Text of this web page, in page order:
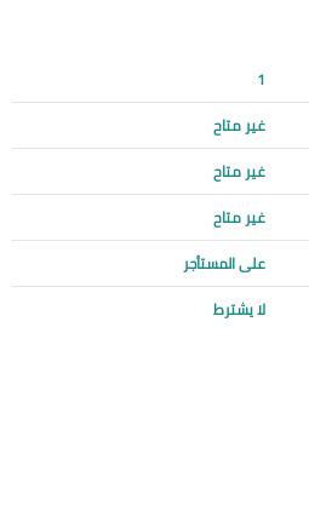
1
غير متاح
غير متاح
غير متاح
على المستأجر
لا يشترط